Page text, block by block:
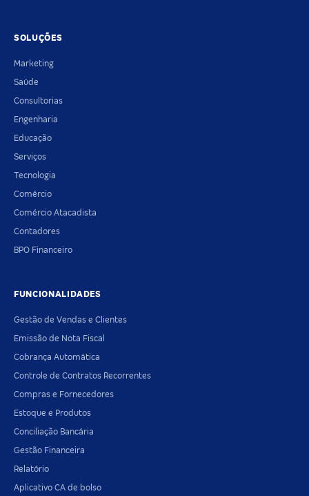
SOLUÇÕES
Marketing
Saúde
Consultorias
Engenharia
Educação
Serviços
Tecnologia
Comércio
Comércio Atacadista
Contadores
BPO Financeiro
FUNCIONALIDADES
Gestão de Vendas e Clientes
Emissão de Nota Fiscal
Cobrança Automática
Controle de Contratos Recorrentes
Compras e Fornecedores
Estoque e Produtos
Conciliação Bancária
Gestão Financeira
Relatório
Aplicativo CA de bolso